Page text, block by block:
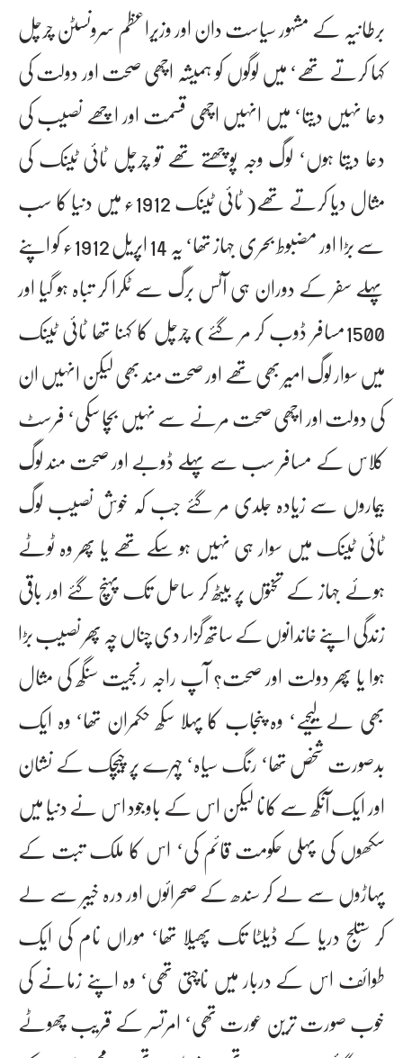
برطانیہ کے مشہور سیاست دان اور وزیراعظم سرونسٹن چرچل
کہا کرتے تھے‘ میں لوگوں کو ہمیشہ اچھی صحت اور دولت کی
دعا نہیں دیتا‘ میں انہیں اچھی قسمت اور اچھے نصیب کی
دعا دیتا ہوں‘ لوگ وجہ پوچھتے تھے تو چرچل ٹائی ٹینک کی
مثال دیا کرتے تھے( ٹائی ٹینک 1912ء میں دنیا کا سب
سے بڑا اور مضبوط بحری جہاز تھا‘ یہ 14 اپریل 1912ء کو اپنے
پہلے سفر کے دوران ہی آئس برگ سے ٹکرا کر تباہ ہو گیا اور
1500مسافر ڈوب کر مر گئے) چرچل کا کہنا تھا ٹائی ٹینک
میں سوار لوگ امیر بھی تھے اور صحت مند بھی لیکن انہیں ان
کی دولت اور اچھی صحت مرنے سے نہیں بچا سکی‘ فرسٹ
کلاس کے مسافر سب سے پہلے ڈوبے اور صحت مند لوگ
بیماروں سے زیادہ جلدی مر گئے جب کہ خوش نصیب لوگ
ٹائی ٹینک میں سوار ہی نہیں ہو سکے تھے یا پھر وہ ٹوٹے
ہوئے جہاز کے تختوں پر بیٹھ کر ساحل تک پہنچ گئے اور باقی
زندگی اپنے خاندانوں کے ساتھ گزار دی چناں چہ پھر نصیب بڑا
ہوا یا پھر دولت اور صحت؟ آپ راجہ رنجیت سنگھ کی مثال
بھی لے لیجیے‘ وہ پنجاب کا پہلا سکھ حکمران تھا‘ وہ ایک
بدصورت شخص تھا‘ رنگ سیاہ‘ چہرے پر چیچک کے نشان
اور ایک آنکھ سے کانا لیکن اس کے باوجود اس نے دنیا میں
سکھوں کی پہلی حکومت قائم کی‘ اس کا ملک تبت کے
پہاڑوں سے لے کر سندھ کے صحرائوں اور درہ خیبر سے لے
کر ستلج دریا کے ڈیلٹا تک پھیلا تھا‘ موراں نام کی ایک
طوائف اس کے دربار میں ناچتی تھی‘ وہ اپنے زمانے کی
خوب صورت ترین عورت تھی‘ امرتسر کے قریب چھوٹے